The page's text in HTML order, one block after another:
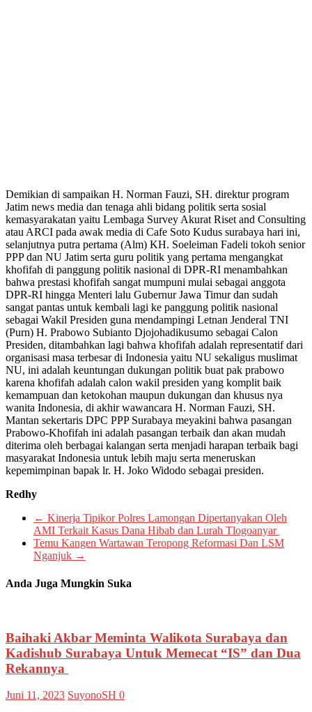
Demikian di sampaikan H. Norman Fauzi, SH. direktur program
Jatim news media dan tenaga ahli bidang politik serta sosial
kemasyarakatan yaitu Lembaga Survey Akurat Riset and Consulting
atau ARCI pada awak media di Cafe Soto Kudus surabaya hari ini,
selanjutnya putra pertama (Alm) KH. Soeleiman Fadeli tokoh senior
PPP dan NU Jatim serta guru politik yang pertama mengangkat
khofifah di panggung politik nasional di DPR-RI menambahkan
bahwa prestasi khofifah sangat mumpuni mulai sebagai anggota
DPR-RI hingga Menteri lalu Gubernur Jawa Timur dan sudah
sangat pantas untuk kembali lagi ke panggung politik nasional
sebagai Wakil Presiden guna mendampingi Letnan Jenderal TNI
(Purn) H. Prabowo Subianto Djojohadikusumo sebagai Calon
Presiden, ditambahkan lagi bahwa khofifah adalah representatif dari
organisasi masa terbesar di Indonesia yaitu NU sekaligus muslimat
NU, ini adalah keuntungan dukungan politik buat pak prabowo
karena khofifah adalah calon wakil presiden yang komplit baik
kemampuan dan ketokohan maupun dukungan dan khusus nya
wanita Indonesia, di akhir wawancara H. Norman Fauzi, SH.
Mantan sekertaris DPC PPP Surabaya meyakini bahwa pasangan
Prabowo-Khofifah ini adalah pasangan terbaik dan akan mudah
diterima oleh berbagai kalangan serta menjadi harapan terbaik bagi
masyarakat Indonesia untuk lebih maju serta meneruskan
kepemimpinan bapak lr. H. Joko Widodo sebagai presiden.
Redhy
← Kinerja Tipikor Polres Lamongan Dipertanyakan Oleh
AMI Terkait Kasus Dana Hibab dan Lurah Tlogoanyar
Temu Kangen Wartawan Teropong Reformasi Dan LSM
Nganjuk →
Anda Juga Mungkin Suka
Baihaki Akbar Meminta Walikota Surabaya dan
Kadishub Surabaya Untuk Memecat “IS” dan Dua
Rekannya
Juni 11, 2023 SuyonoSH 0